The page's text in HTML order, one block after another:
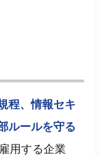
程、情報セキ
ルールを守る
用する企業